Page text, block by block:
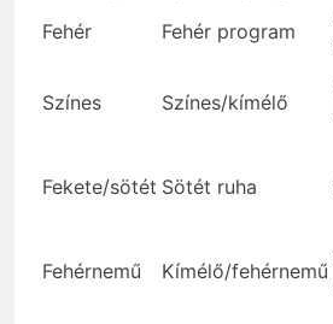
Fehér
Fehér program
Színes Színes/kímélő
Fekete/sötét Sötét ruha
Fehérnemű Kímélő/fehérnemű